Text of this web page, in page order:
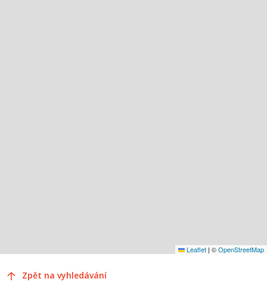
Leaflet | ©OpenStreetMap
Zpět na vyhledávání